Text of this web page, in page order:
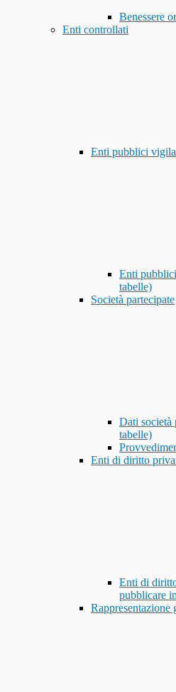
Benessere
Enti controllati
Enti pubblici
Enti
tabelle)
Società partecipate
Dati società
tabelle)
Enti di diritto
Enti di
pubblicare
Rappresentazione